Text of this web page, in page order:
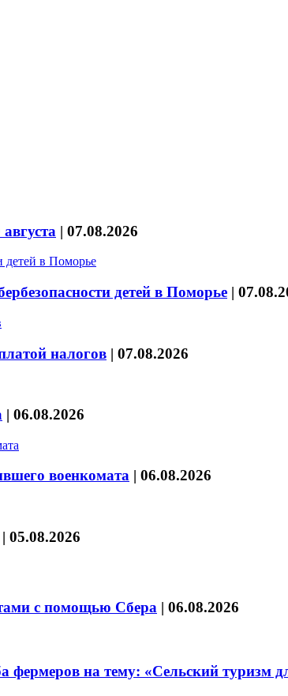
| 07.08.2026
детей в Поморье |
налогов | 07.08.2026
| 06.08.2026
военкомата | 06.08.2026
| 05.08.2026
с помощью Сбера | 06.08.2026
на тему: «Сельский туризм